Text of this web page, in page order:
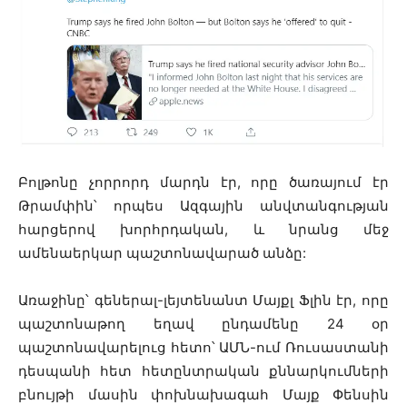
Բոլթոնը չորրորդ մարդն էր, որը ծառայում էր
Թրամփին՝ որպես Ազգային անվտանգության
հարցերով խորհրդական, և նրանց մեջ
ամենաերկար պաշտոնավարած անձը:
Առաջինը՝ գեներալ-լեյտենանտ Մայքլ Ֆլին էր, որը
պաշտոնաթող եղավ ընդամենը 24 օր
պաշտոնավարելուց հետո՝ ԱՄՆ-ում Ռուսաստանի
դեսպանի հետ հետընտրական քննարկումների
բնույթի մասին փոխնախագահ Մայք Փենսին